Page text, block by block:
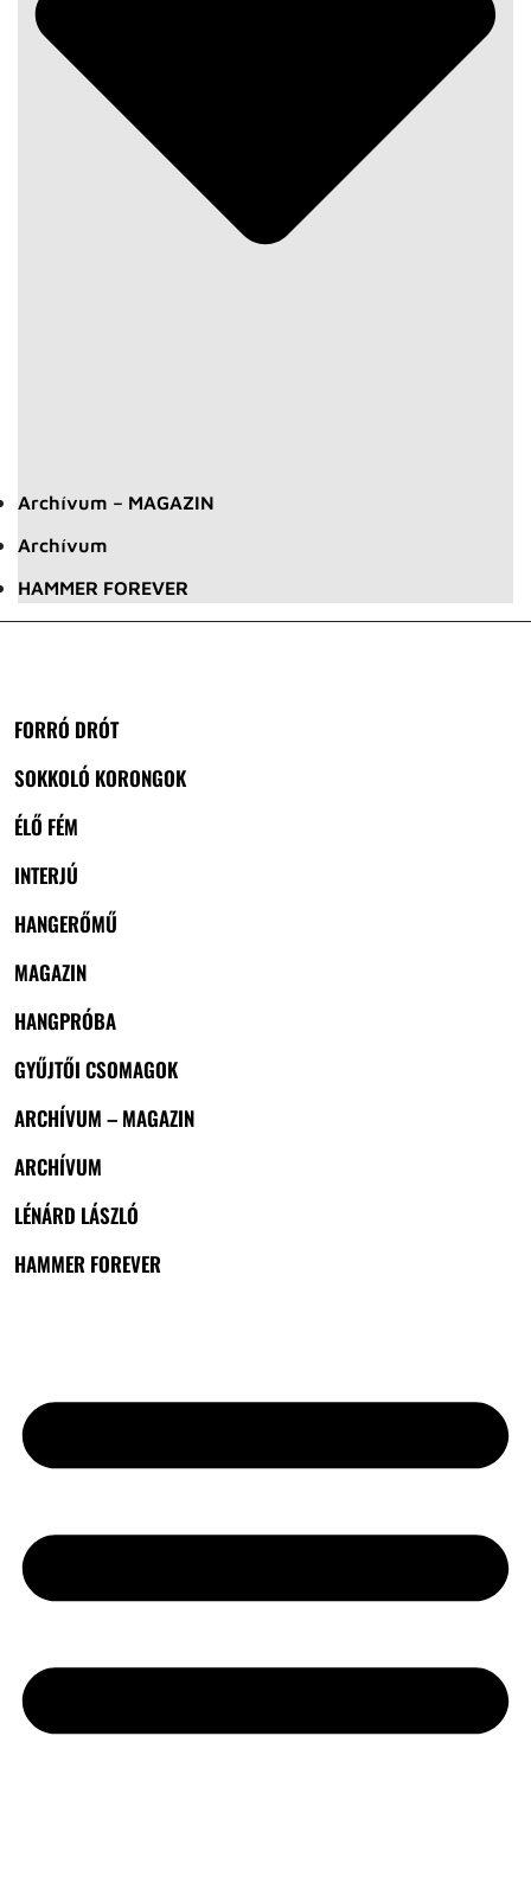
Archívum – MAGAZIN
Archívum
HAMMER FOREVER
FORRÓ DRÓT
SOKKOLÓ KORONGOK
ÉLŐ FÉM
INTERJÚ
HANGERŐMŰ
MAGAZIN
HANGPRÓBA
GYŰJTŐI CSOMAGOK
ARCHÍVUM – MAGAZIN
ARCHÍVUM
LÉNÁRD LÁSZLÓ
HAMMER FOREVER